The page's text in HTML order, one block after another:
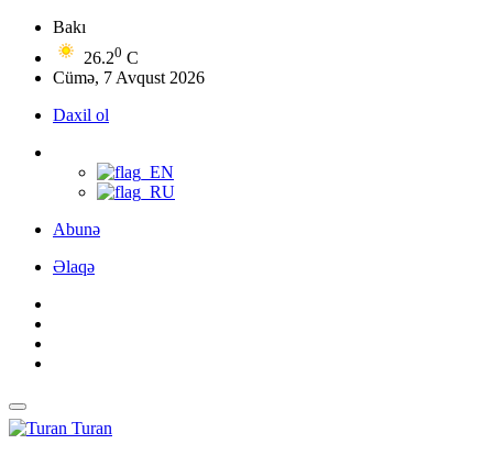
Bakı
26.20 C
Cümə, 7 Avqust 2026
Daxil ol
Abunə
Əlaqə
Turan